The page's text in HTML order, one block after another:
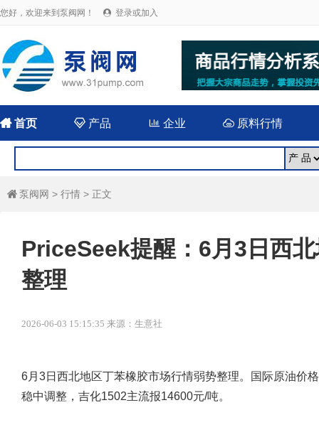
您好，欢迎来到泵阀网！  登录或加入
首页  产品 企业 原料行情
 泵阀网 > 行情 > 正文
PriceSeek提醒：6月3日西
整理
2026-06-03 15:15:35 来源：生意社
6月3日西北地区丁苯橡胶市场行情弱势整理。国际原油价
稳中调整，吉化1502主流报14600元/吨。